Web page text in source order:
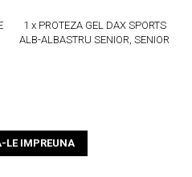
1 x PROTEZA GEL DAX SPORTS
ALB-ALBASTRU SENIOR, SENIOR
LE IMPREUNA